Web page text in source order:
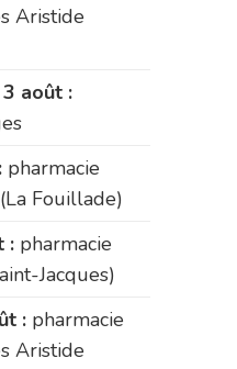
Aristide
août :
pharmacie
Fouillade)
: pharmacie
Jacques)
: pharmacie
Aristide